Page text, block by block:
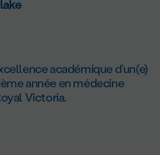
académique d’un(e)
année en médecine
Victoria.